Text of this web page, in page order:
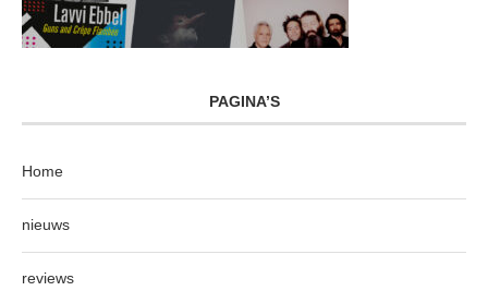
PAGINA’S
Home
nieuws
reviews